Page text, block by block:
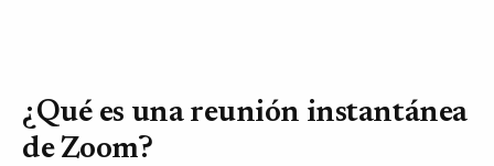
¿Qué es una reunión instantánea
de Zoom?